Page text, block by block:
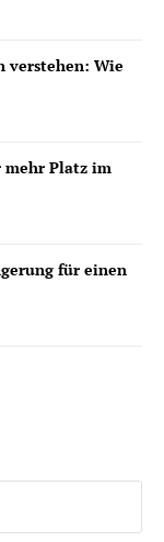
verstehen: Wie
mehr Platz im
für einen